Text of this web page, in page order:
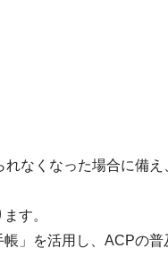
なくなった場合に備
す。
」を活用し、ACPの普